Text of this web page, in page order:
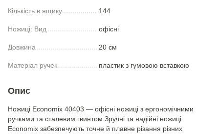
Кількість в ящику 144
Ножицi: Вид офісні
Довжина 20 см
Матеріал ручек пластик з гумовою вставкою
Опис
Ножицi Economix 40403 — офісні ножиці з ергономічними
ручками та сталевим гвинтом Зручні та надійні ножиці
Economix забезпечують точне й плавне різання різних